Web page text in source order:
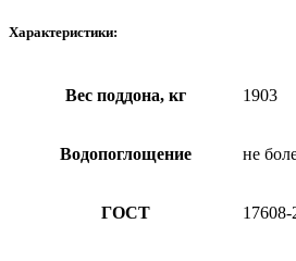
Характеристики:
Вес поддона, кг 1903
Водопоглощение не
ГОСТ 17608-